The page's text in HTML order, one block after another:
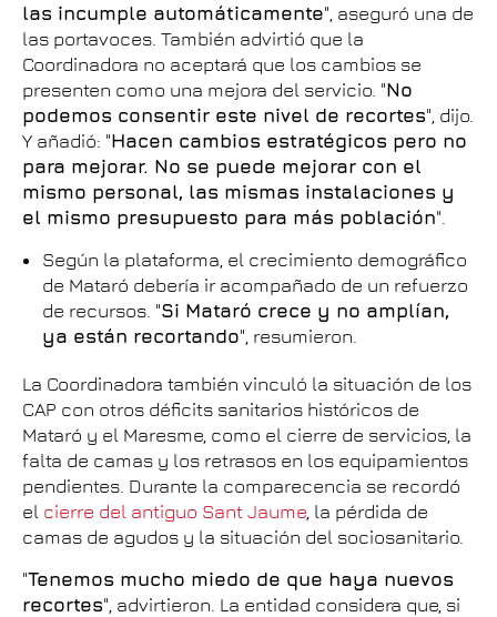
las incumple automáticamente", aseguró una de
las portavoces. También advirtió que la
Coordinadora no aceptará que los cambios se
presenten como una mejora del servicio. "No
podemos consentir este nivel de recortes", dijo.
Y añadió: "Hacen cambios estratégicos pero no
para mejorar. No se puede mejorar con el
mismo personal, las mismas instalaciones y
el mismo presupuesto para más población".
Según la plataforma, el crecimiento demográfico
de Mataró debería ir acompañado de un refuerzo
de recursos. "Si Mataró crece y no amplían,
ya están recortando", resumieron.
La Coordinadora también vinculó la situación de los
CAP con otros déficits sanitarios históricos de
Mataró y el Maresme, como el cierre de servicios, la
falta de camas y los retrasos en los equipamientos
pendientes. Durante la comparecencia se recordó
el cierre del antiguo Sant Jaume , la pérdida de
camas de agudos y la situación del sociosanitario.
"Tenemos mucho miedo de que haya nuevos
recortes", advirtieron. La entidad considera que, si